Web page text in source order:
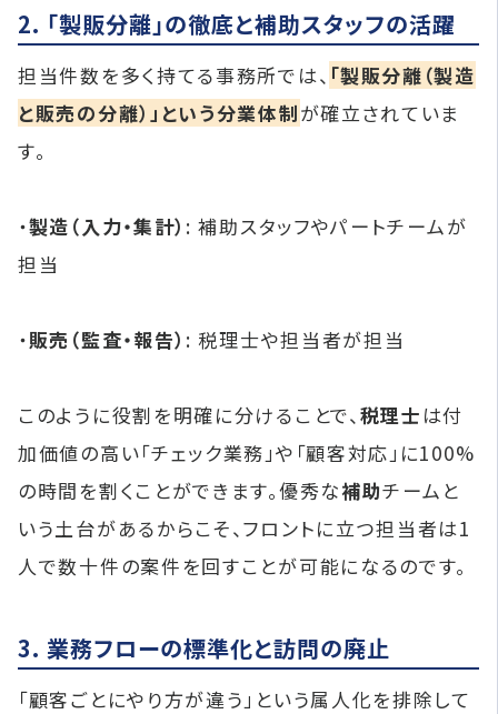
2. 「製販分離」の徹底と補助スタッフの活躍
担当件数を多く持てる事務所では、 「製販分離（製造
と販売の分離）」という分業体制が確立されていま
す。
・製造（入力・集計） : 補助スタッフやパートチームが
担当
・販売（監査・報告） : 税理士や担当者が担当
このように役割を明確に分けることで、 税理士 は付
加価値の高い「チェック業務」や「顧客対応」に100%
の時間を割くことができます。優秀な補助チームと
いう土台があるからこそ、フロントに立つ担当者は1
人で数十件の案件を回すことが可能になるのです。
3. 業務フローの標準化と訪問の廃止
「顧客ごとにやり方が違う」という属人化を排除して